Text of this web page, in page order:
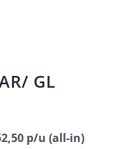
GL
p/u (all-in)